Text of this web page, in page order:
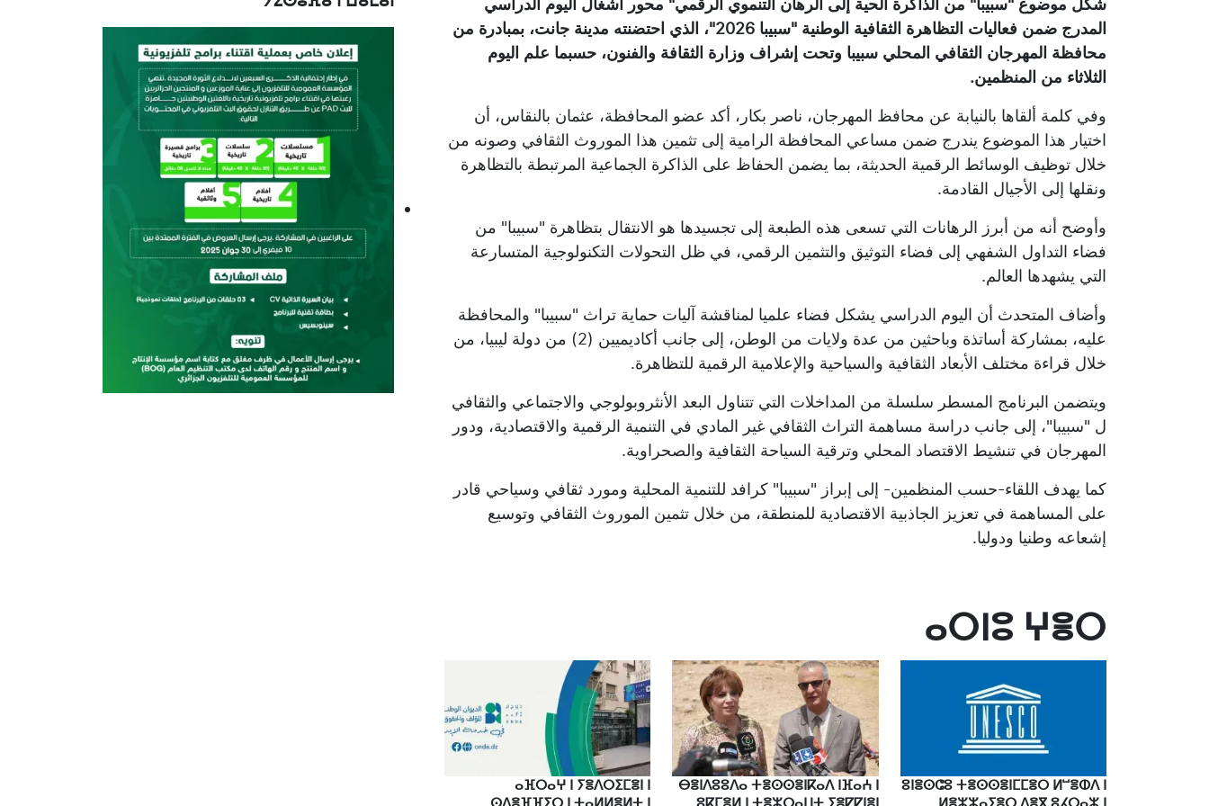
المدرج ضمن فعاليات التظاهرة الثقافية الوطنية "سبيبا 2026"، الذي احتضنته مدينة جانت، بمبادرة من
محافظة المهرجان الثقافي المحلي سبيبا وتحت إشراف وزارة الثقافة والفنون، حسبما علم اليوم
الثلاثاء من المنظمين.
وفي كلمة ألقاها بالنيابة عن محافظ المهرجان، ناصر بكار، أكد عضو المحافظة، عثمان بالنقاس، أن
اختيار هذا الموضوع يندرج ضمن مساعي المحافظة الرامية إلى تثمين هذا الموروث الثقافي وصونه من
خلال توظيف الوسائط الرقمية الحديثة، بما يضمن الحفاظ على الذاكرة الجماعية المرتبطة بالتظاهرة
ونقلها إلى الأجيال القادمة.
وأوضح أنه من أبرز الرهانات التي تسعى هذه الطبعة إلى تجسيدها هو الانتقال بتظاهرة "سبيبا" من
فضاء التداول الشفهي إلى فضاء التوثيق والتثمين الرقمي، في ظل التحولات التكنولوجية المتسارعة
التي يشهدها العالم.
وأضاف المتحدث أن اليوم الدراسي يشكل فضاء علميا لمناقشة آليات حماية تراث "سبيبا" والمحافظة
عليه، بمشاركة أساتذة وباحثين من عدة ولايات من الوطن، إلى جانب أكاديميين (2) من دولة ليبيا، من
خلال قراءة مختلف الأبعاد الثقافية والسياحية والإعلامية الرقمية للتظاهرة.
ويتضمن البرنامج المسطر سلسلة من المداخلات التي تتناول البعد الأنثروبولوجي والاجتماعي والثقافي
ل "سبيبا"، إلى جانب دراسة مساهمة التراث الثقافي غير المادي في التنمية الرقمية والاقتصادية، ودور
المهرجان في تنشيط الاقتصاد المحلي وترقية السياحة الثقافية والصحراوية.
كما يهدف اللقاء-حسب المنظمين- إلى إبراز "سبيبا" كرافد للتنمية المحلية ومورد ثقافي وسياحي قادر
على المساهمة في تعزيز الجاذبية الاقتصادية للمنطقة، من خلال تثمين الموروث الثقافي وتوسيع
إشعاعه وطنيا ودوليا.
ⴰⵔⵏⵓ ⵖⴻⵔ
ⵓⵏⴻⵙⵛⵓ ⵜⴻⵙⵙⴻⵏⵎⵎⴻⵔ ⵍⵯⴻⵀⴷ ⵏ
ⴱⴻⵏⴷⵓⵓⴷⴰ ⵜⴻⵙⵙⴻⵏⴽⴰⴷ ⵏⴼⴰⵄ ⵏ
ⴰⴼⵔⴰⵖ ⵏ ⵢⴻⴷⵔⵉⵎⴻⵏ ⵏ